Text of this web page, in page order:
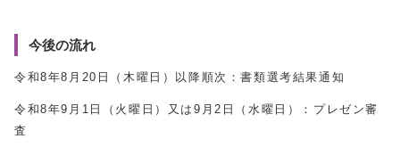
今後の流れ
令和8年8月20日（木曜日）以降順次：書類選考結果通知
令和8年9月1日（火曜日）又は9月2日（水曜日）：プレゼン審
査